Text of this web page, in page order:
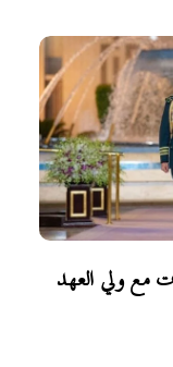
مع ولي العهد